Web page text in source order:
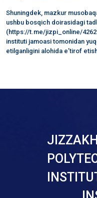
Shuningdek, mazkur
ushbu bosqich doirasidagi
(https://t.me/jizpi_online/
instituti jamoasi tomonidan
etilganligini alohida e’tirof
JIZZAKH